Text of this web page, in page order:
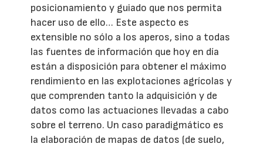
posicionamiento y guiado que nos permita
hacer uso de ello… Este aspecto es
extensible no sólo a los aperos, sino a todas
las fuentes de información que hoy en día
están a disposición para obtener el máximo
rendimiento en las explotaciones agrícolas y
que comprenden tanto la adquisición y de
datos como las actuaciones llevadas a cabo
sobre el terreno. Un caso paradigmático es
la elaboración de mapas de datos (de suelo,